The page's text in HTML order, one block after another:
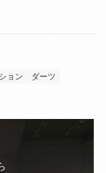
ョン
ダーツ